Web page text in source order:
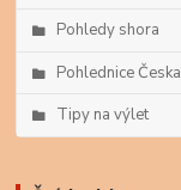
Pohledy shora
Pohlednice Česka
Tipy na výlet